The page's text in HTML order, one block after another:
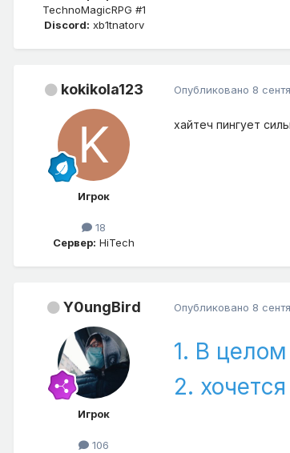
TechnoMagicRPG #1
Discord: xb1tnatorv
kokikola123
Игрок
18
Сервер: HiTech
Опубликовано 8
хайтеч пингует
Y0ungBird
Игрок
106
Опубликовано 8
1. В целом
2.